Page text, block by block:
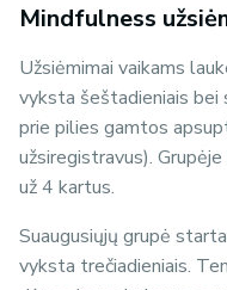
Mindfulness
Užsiėmimai vaikams
vyksta šeštadieniais bei
prie pilies gamtos
užsiregistravus).
už 4 kartus.
Suaugusiųjų grupė
vyksta trečiadieniais.